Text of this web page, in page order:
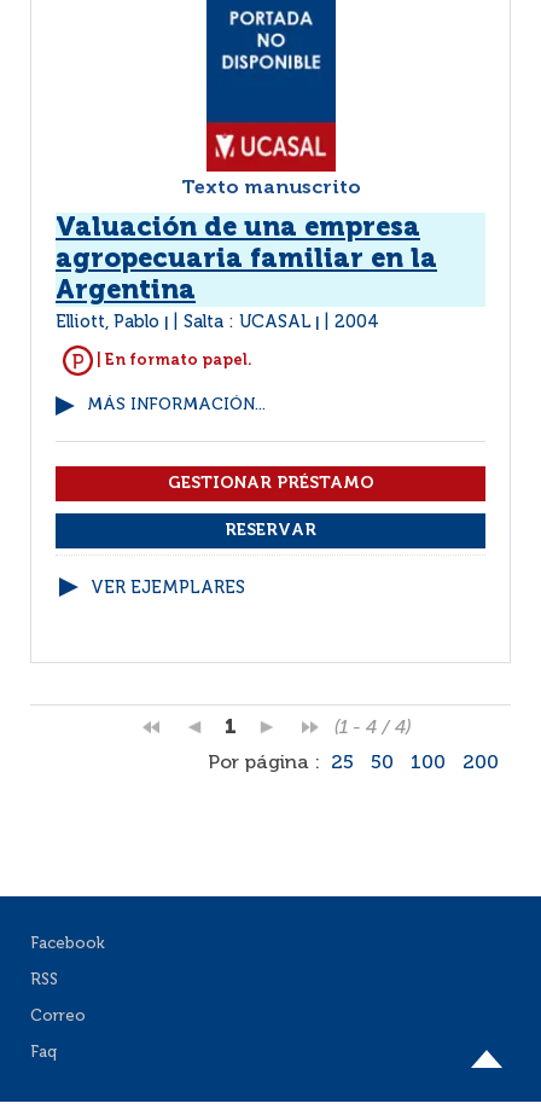
Texto manuscrito
Valuación de una empresa
agropecuaria familiar en la
Argentina
Elliott, Pablo Salta : UCASAL 2004
| En formato papel.
MÁS INFORMACIÓN...
VER EJEMPLARES
1
(1 - 4 / 4)
Por página :
25 50 100 200
Facebook
RSS
Correo
Faq